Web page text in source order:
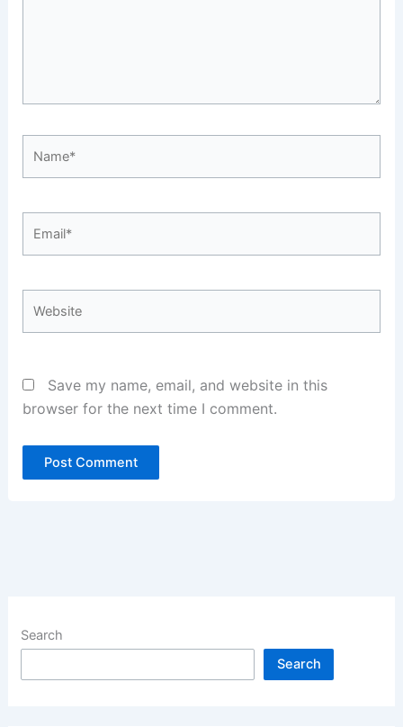
Save my name, email, and website in this
browser for the next time I comment.
Search
Search